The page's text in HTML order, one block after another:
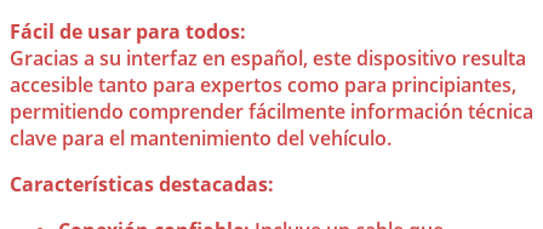
Fácil de usar para todos:
Gracias a su interfaz en español, este dispositivo resulta
accesible tanto para expertos como para principiantes,
permitiendo comprender fácilmente información técnica
clave para el mantenimiento del vehículo.
Características destacadas: